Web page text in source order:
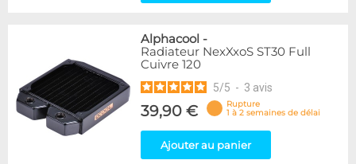
Alphacool -
Radiateur NexXxoS ST30 Full
Cuivre 120
5/5 - 3 avis
39,90 €
Rupture
1 à 2 semaines de délai
Ajouter au panier